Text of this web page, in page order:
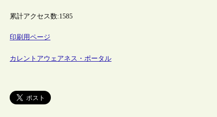
累計アクセス数:1585
印刷用ページ
カレントアウェアネス・ポータル